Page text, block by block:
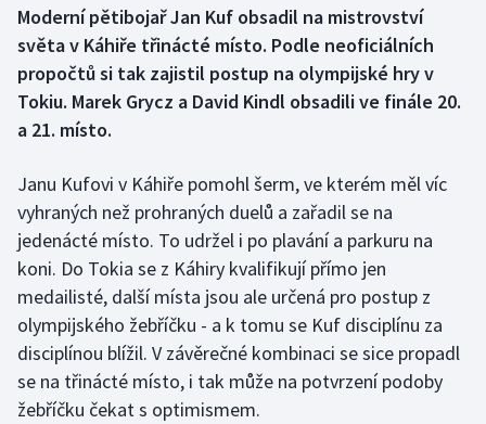
Box
Curling
Florbal
Golf
Gymnastika
Házená
Moderní pětibojař Jan Kuf obsadil na mistrovství
světa v Káhiře třinácté místo. Podle neoficiálních
propočtů si tak zajistil postup na olympijské hry v
Tokiu. Marek Grycz a David Kindl obsadili ve finále 20.
a 21. místo.
Janu Kufovi v Káhiře pomohl šerm, ve kterém měl víc
vyhraných než prohraných duelů a zařadil se na
jedenácté místo. To udržel i po plavání a parkuru na
koni. Do Tokia se z Káhiry kvalifikují přímo jen
medailisté, další místa jsou ale určená pro postup z
olympijského žebříčku - a k tomu se Kuf disciplínu za
disciplínou blížil. V závěrečné kombinaci se sice propadl
se na třinácté místo, i tak může na potvrzení podoby
žebříčku čekat s optimismem.